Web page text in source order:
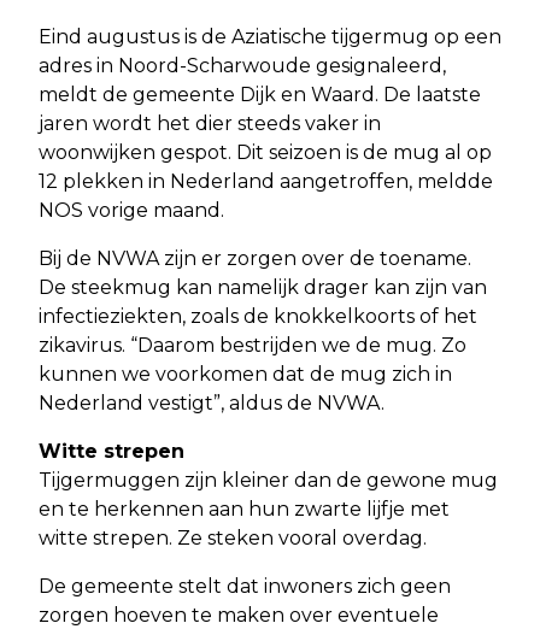
Eind augustus is de Aziatische tijgermug op een
adres in Noord-Scharwoude gesignaleerd,
meldt de gemeente Dijk en Waard. De laatste
jaren wordt het dier steeds vaker in
woonwijken gespot. Dit seizoen is de mug al op
12 plekken in Nederland aangetroffen, meldde
NOS vorige maand.
Bij de NVWA zijn er zorgen over de toename.
De steekmug kan namelijk drager kan zijn van
infectieziekten, zoals de knokkelkoorts of het
zikavirus. “Daarom bestrijden we de mug. Zo
kunnen we voorkomen dat de mug zich in
Nederland vestigt”, aldus de NVWA.
Witte strepen
Tijgermuggen zijn kleiner dan de gewone mug
en te herkennen aan hun zwarte lijfje met
witte strepen. Ze steken vooral overdag.
De gemeente stelt dat inwoners zich geen
zorgen hoeven te maken over eventuele